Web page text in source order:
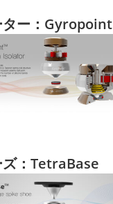
ター：Gyropoint
：TetraBase